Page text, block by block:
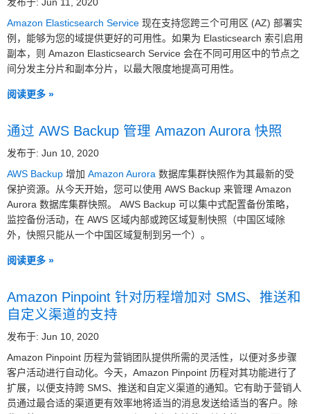
Amazon Elasticsearch Service 现在支持您跨三个可用区 (AZ) 部署实
例，能够为您的域提供更好的可用性。如果为 Elasticsearch 索引启用
副本，则 Amazon Elasticsearch Service 会在不同可用区中的节点之
间分发主分片和副本分片，以最大限度地提高可用性。
阅读更多 »
通过 AWS Backup 管理 Amazon Aurora 快照
发布于: Jun 10, 2020
AWS Backup 增加 Amazon Aurora 数据库集群快照作为其最新的受
保护资源。从今天开始，您可以使用 AWS Backup 来管理 Amazon
Aurora 数据库集群快照。 AWS Backup 可以集中式配置备份策略，
监控备份活动，在 AWS 区域内部或跨区域复制快照（中国区域除
外，快照只能从一个中国区域复制到另一个）。
阅读更多 »
Amazon Pinpoint 针对历程增加对 SMS、推送和
自定义渠道的支持
发布于: Jun 10, 2020
Amazon Pinpoint 历程为营销团队提供所需的灵活性，以便对多步骤
客户活动进行自动化。今天，Amazon Pinpoint 历程对其功能进行了
扩展，以便支持跨 SMS、推送和自定义渠道的通知。它有助于营销人
员通过最合适的渠道更有效率地将适当的消息发送给适当的客户。除